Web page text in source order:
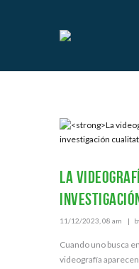
La
11/12/2023, 08 am
Cuando uno busca
videografía